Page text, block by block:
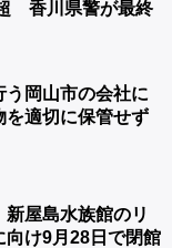
香川県警が最終
う岡山市の会社に
適切に保管せず
屋島水族館のリ
向け9月28日で閉館